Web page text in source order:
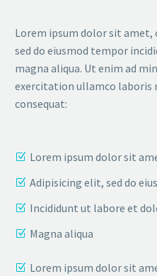
Lorem ipsum dolor sit
sed do eiusmod tempor
magna aliqua. Ut enim ad
exercitation ullamco laboris
consequat:
Lorem ipsum dolor sit
Adipisicing elit, sed do
Incididunt ut labore et
Magna aliqua
Lorem ipsum dolor sit